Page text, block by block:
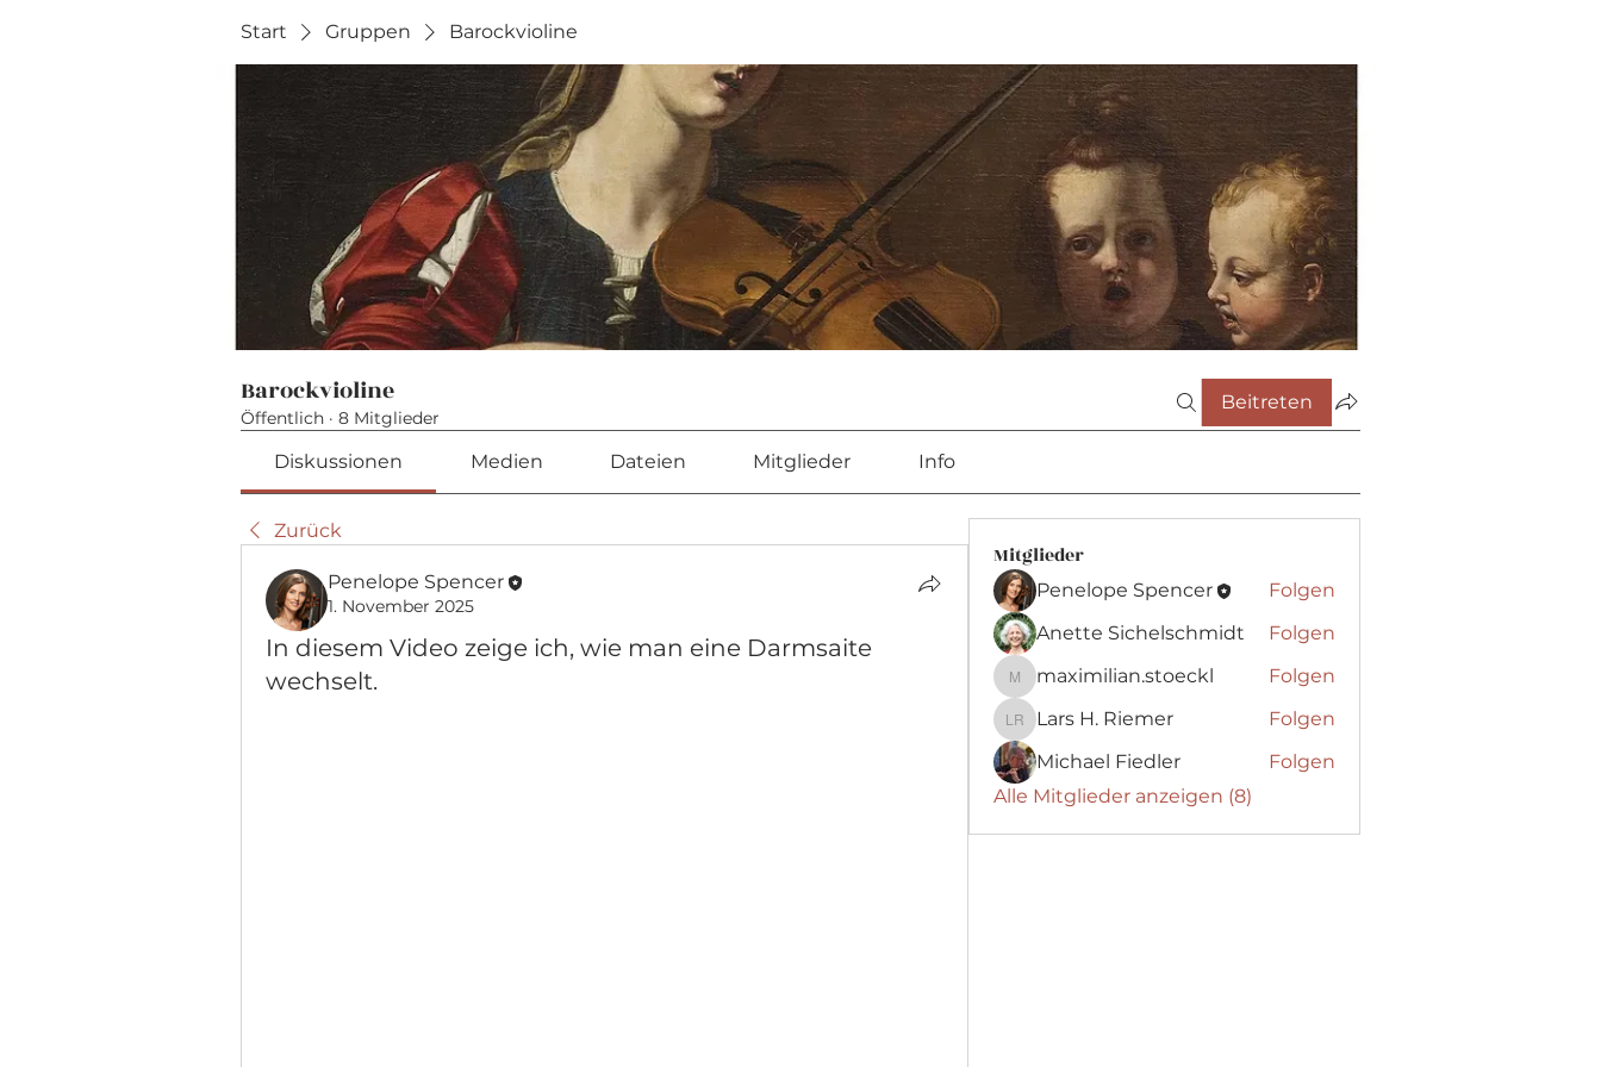
Start Gruppen Barockvioline
Barockvioline
Öffentlich · 8 Mitglieder
Beitreten
Diskussionen Medien Dateien Mitglieder Info
Zurück
Penelope Spencer
1. November 2025
In diesem Video zeige ich, wie man eine Darmsaite
wechselt.
Mitglieder
Penelope Spencer
Folgen
Anette Sichelschmidt
Folgen
maximilian.stoeckl
maximilian.stoeckl Folgen
Lars H. Riemer
Lars H. Riemer
Folgen
Michael Fiedler
Folgen
Alle Mitglieder anzeigen (8)